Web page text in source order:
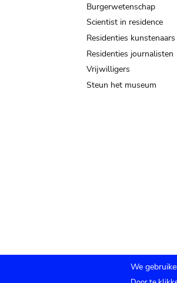
Burgerwetenschap
Scientist in residence
Residenties kunstenaars
Residenties journalisten
Vrijwilligers
Steun het museum
We